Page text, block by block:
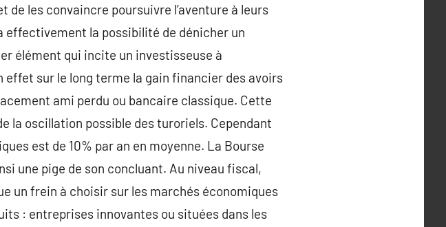
les convaincre poursuivre l’aventure à leurs
effectivement la possibilité de dénicher un
élément qui incite un investisseuse à
sur le long terme la gain financier des avoirs
ami perdu ou bancaire classique. Cette
la oscillation possible des turoriels. Cependant
est de 10% par an en moyenne. La Bourse
une pige de son concluant. Au niveau fiscal,
un frein à choisir sur les marchés économiques
: entreprises innovantes ou situées dans les